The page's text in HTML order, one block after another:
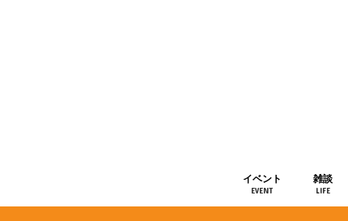
イベント
EVENT
雑談
LIFE